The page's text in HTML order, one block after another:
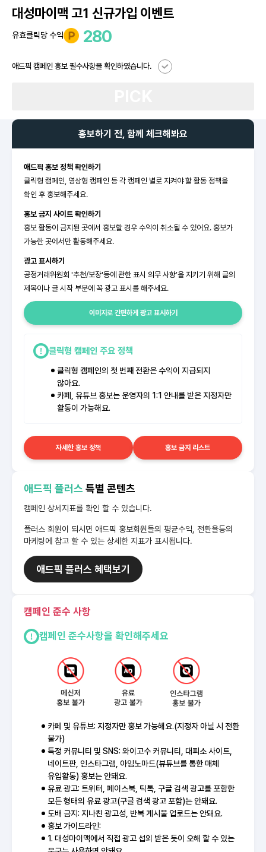
대성마이맥 고1 신규가입 이벤트
유효클릭당 수익 280
애드픽 캠페인 홍보 필수사항을 확인하였습니다.
홍보하기 전, 함께 체크해봐요
애드픽 홍보 정책 확인하기
클릭형 캠페인, 영상형 캠페인 등 각 캠페인 별로 지켜야 할 활동 정책을
확인 후 홍보해주세요.
홍보 금지 사이트 확인하기
홍보 활동이 금지된 곳에서 홍보할 경우 수익이 취소될 수 있어요. 홍보가
가능한 곳에서만 활동해주세요.
광고 표시하기
공정거래위원회 '추천/보장'등에 관한 표시 의무 사항’을 지키기 위해 글의
제목이나 글 시작 부분에 꼭 광고 표시를 해주세요.
이미지로 간편하게 광고 표시하기
클릭형 캠페인 주요 정책
클릭형 캠페인의 첫 번째 전환은 수익이 지급되지
않아요.
카페, 유튜브 홍보는 운영자의 1:1 안내를 받은 지정자만
활동이 가능해요.
자세한 홍보 정책 홍보 금지 리스트
애드픽 플러스 특별 콘텐츠
캠페인 상세지표를 확인 할 수 있습니다.
플러스 회원이 되시면 애드픽 홍보회원들의 평균수익, 전환율등의
마케팅에 참고 할 수 있는 상세한 지표가 표시됩니다.
애드픽 플러스 혜택보기
캠페인 준수 사항
캠페인 준수사항을 확인해주세요
카페 및 유튜브: 지정자만 홍보 가능해요.(지정자 아닐 시 전환
불가)
특정 커뮤니티 및 SNS: 와이고수 커뮤니티, 대피소 사이트,
네이트판, 인스타그램, 아임노마드(뷰튜브를 통한 매체
유입활동) 홍보는 안돼요.
유료 광고: 트위터, 페이스북, 틱톡, 구글 검색 광고를 포함한
모든 형태의 유료 광고(구글 검색 광고 포함)는 안돼요.
도배 금지: 지나친 광고성, 반복 게시물 업로드는 안돼요.
홍보 가이드라인:
1. 대성마이맥에서 직접 광고 섭외 받은 듯이 오해 할 수 있는